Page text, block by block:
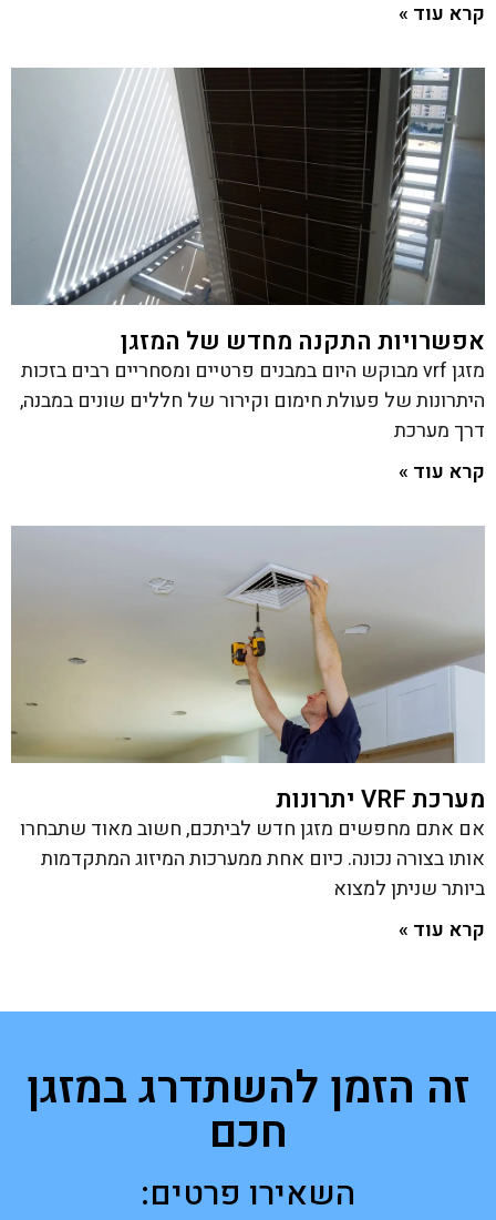
קרא עוד »
אפשרויות התקנה מחדש של המזגן
מזגן vrf מבוקש היום במבנים פרטיים ומסחריים רבים בזכות
היתרונות של פעולת חימום וקירור של חללים שונים במבנה,
דרך מערכת
קרא עוד »
מערכת VRF יתרונות
אם אתם מחפשים מזגן חדש לביתכם, חשוב מאוד שתבחרו
אותו בצורה נכונה. כיום אחת ממערכות המיזוג המתקדמות
ביותר שניתן למצוא
קרא עוד »
זה הזמן להשתדרג במזגן
חכם
השאירו פרטים: